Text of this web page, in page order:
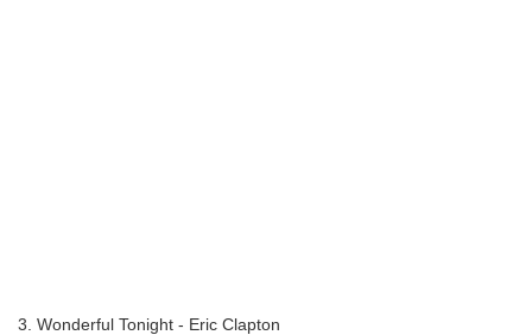
3. Wonderful Tonight - Eric Clapton